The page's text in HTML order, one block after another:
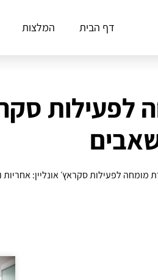
דף הבית המלצות
לפעילות סקראץ׳ אונליין: אחריות